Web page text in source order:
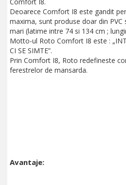
Deoarece Comfort I8 este gandit
maxima, sunt produse doar din PVC
mari (latime intre 74 si 134 cm ;
Motto-ul Roto Comfort I8 este :
CI SE SIMTE”.
Prin Comfort I8, Roto redefineste
ferestrelor de mansarda.
Avantaje: